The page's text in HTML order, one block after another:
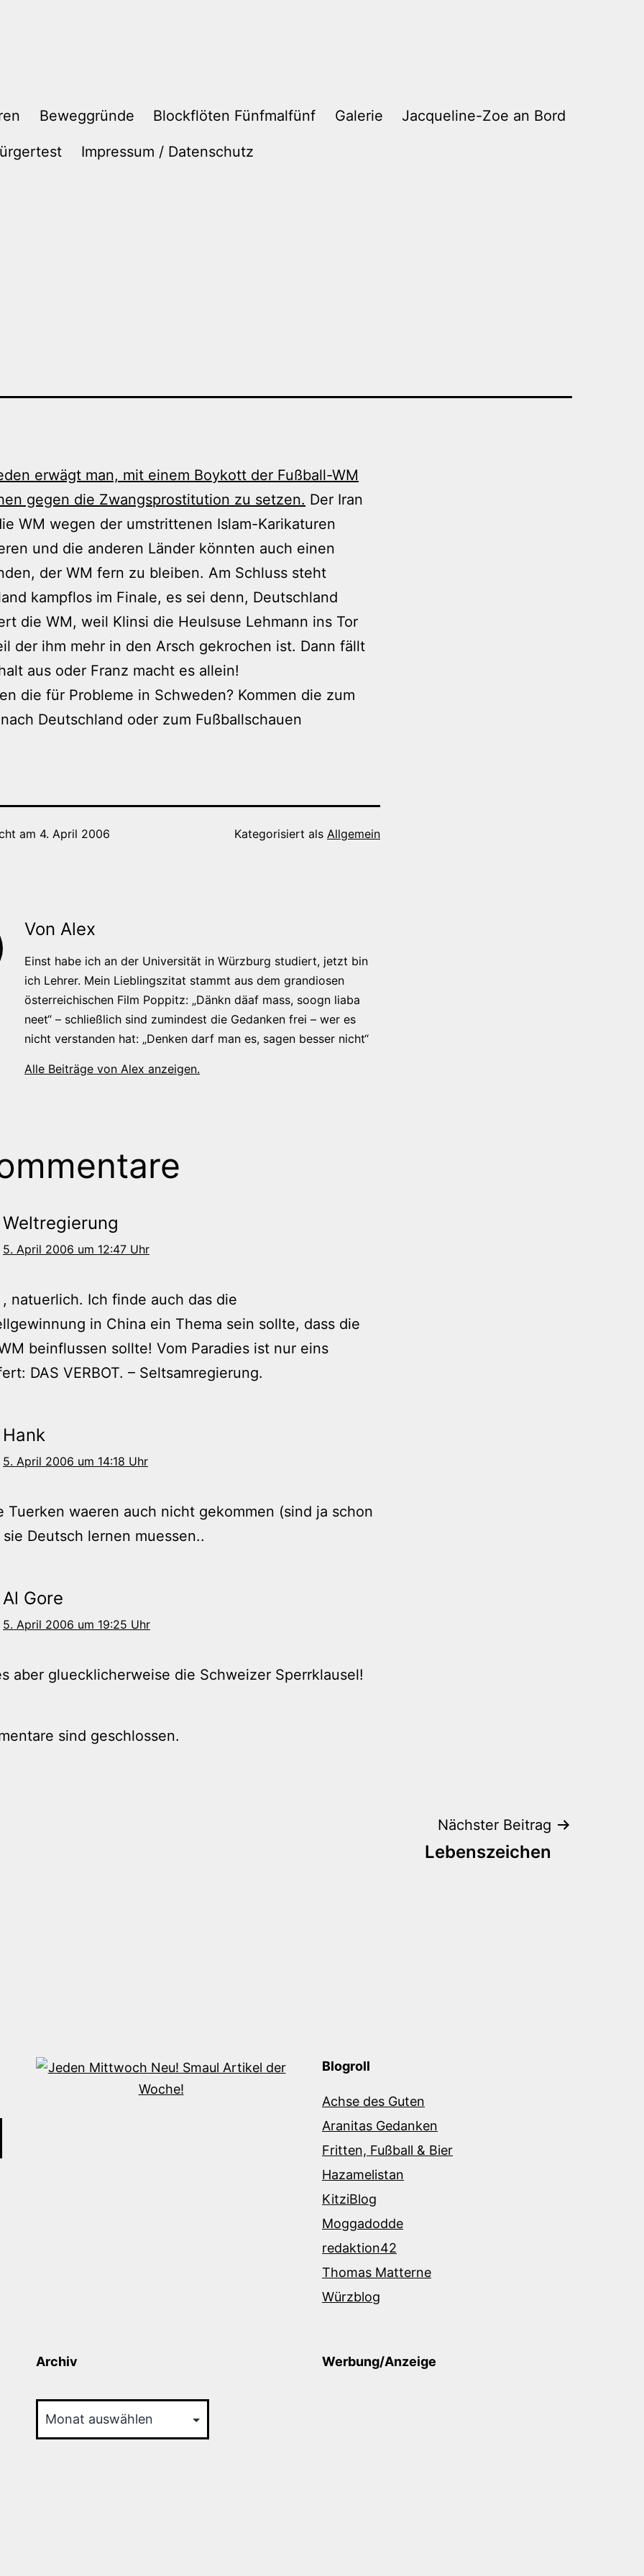
Beweggründe Blockflöten Fünfmalfünf Galerie Jacqueline-Zoe an Bord
Impressum / Datenschutz
erwägt man, mit einem Boykott der Fußball-WM
gegen die Zwangsprostitution zu setzen. Der Iran
WM wegen der umstrittenen Islam-Karikaturen
und die anderen Länder könnten auch einen
der WM fern zu bleiben. Am Schluss steht
kampflos im Finale, es sei denn, Deutschland
die WM, weil Klinsi die Heulsuse Lehmann ins Tor
der ihm mehr in den Arsch gekrochen ist. Dann fällt
aus oder Franz macht es allein!
die für Probleme in Schweden? Kommen die zum
Deutschland oder zum Fußballschauen
am 4. April 2006 Kategorisiert als Allgemein
Von Alex
Einst habe ich an der Universität in Würzburg studiert, jetzt bin
ich Lehrer. Mein Lieblingszitat stammt aus dem grandiosen
österreichischen Film Poppitz: „Dänkn däaf mass, soogn liaba
neet“ – schließlich sind zumindest die Gedanken frei – wer es
nicht verstanden hat: „Denken darf man es, sagen besser nicht“
Alle Beiträge von Alex anzeigen.
Weltregierung
5. April 2006 um 12:47 Uhr
natuerlich. Ich finde auch das die
in China ein Thema sein sollte, dass die
beinflussen sollte! Vom Paradies ist nur eins
DAS VERBOT. – Seltsamregierung.
Hank
5. April 2006 um 14:18 Uhr
Tuerken waeren auch nicht gekommen (sind ja schon
Deutsch lernen muessen..
Al Gore
5. April 2006 um 19:25 Uhr
aber gluecklicherweise die Schweizer Sperrklausel!
sind geschlossen.
Nächster Beitrag
Lebenszeichen
Blogroll
Achse des Guten
Aranitas Gedanken
Fritten, Fußball & Bier
Hazamelistan
KitziBlog
Moggadodde
redaktion42
Thomas Matterne
Würzblog
Archiv Werbung/Anzeige